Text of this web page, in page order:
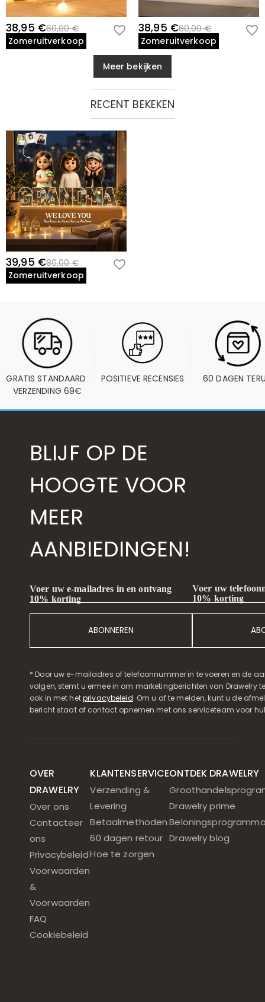
38,95 €60,00 €
Zomeruitverkoop
38,95 €60,00 €
Zomeruitverkoop
Meer bekijken
RECENT BEKEKEN
39,95 €80,00 €
Zomeruitverkoop
GRATIS STANDAARD
VERZENDING 69€
POSITIEVE RECENSIES 60 DAGEN
BLIJF OP DE
HOOGTE VOOR
MEER
AANBIEDINGEN!
Voer uw e-mailadres in en ontvang
10% korting
ABONNEREN
Voer uw
10% korting
* Door uw e-mailadres of telefoonnummer in te voeren en de
volgen, stemt u ermee in om marketingberichten van Drawelry
ook in met hetprivacybeleid. Om u af te melden, kunt u de
bericht staat of contact opnemen met ons serviceteam voor
OVER
DRAWELRY
Over ons
Contacteer
ons
Privacybeleid
Voorwaarden
&
Voorwaarden
FAQ
Cookiebeleid
KLANTENSERVICE
Verzending &
Levering
Betaalmethoden
60 dagen retour
Hoe te zorgen
ONTDEK DRAWELRY
Drawelry prime
Drawelry blog